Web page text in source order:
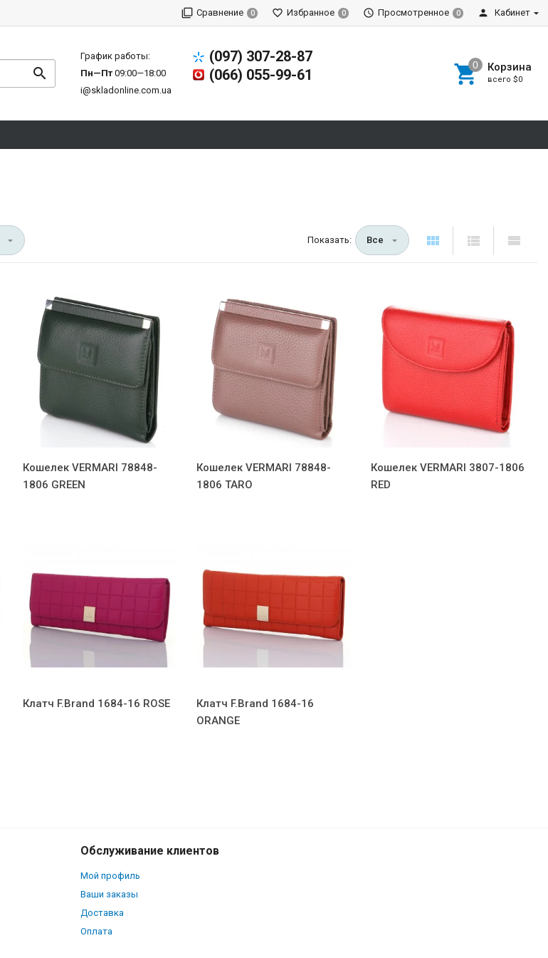
Сравнение 0 Избранное 0 Просмотренное 0 Кабинет
График работы:
Пн—Пт09:00—18:00
i@skladonline.com.ua
(097) 307-28-87
(066) 055-99-61
Корзина
всего $0
Показать: Все
Кошелек VERMARI 78848-
1806 GREEN
Кошелек VERMARI 78848-
1806 TARO
Кошелек VERMARI 3807-1806
RED
Клатч F.Brand 1684-16 ROSE
Клатч F.Brand 1684-16
ORANGE
Обслуживание клиентов
Мой профиль
Ваши заказы
Доставка
Оплата